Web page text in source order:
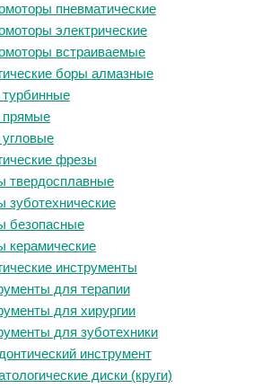
пневматические
электрические
встраиваемые
боры алмазные
прямые
фрезы
твердосплавные
зуботехнические
безопасные
керамические
инструменты
для терапии
для хирургии
для зуботехники
инструмент
диски (круги)